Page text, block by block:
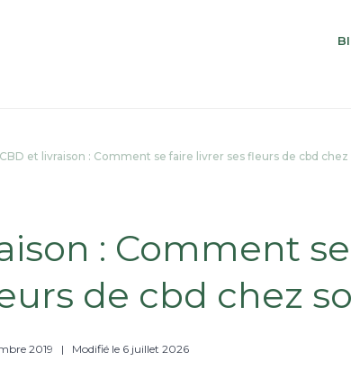
CBD et livraison : Comment se faire livrer ses fleurs de cbd chez
: Comment
de cbd chez
2019 | Modifié le 6 juillet 2026